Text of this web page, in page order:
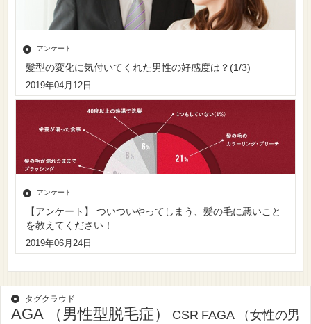
アンケート
髪型の変化に気付いてくれた男性の好感度は？(1/3)
2019年04月12日
アンケート
【アンケート】 ついついやってしまう、髪の毛に悪いこと
を教えてください！
2019年06月24日
タグクラウド
AGA （男性型脱毛症） CSR FAGA （女性の男